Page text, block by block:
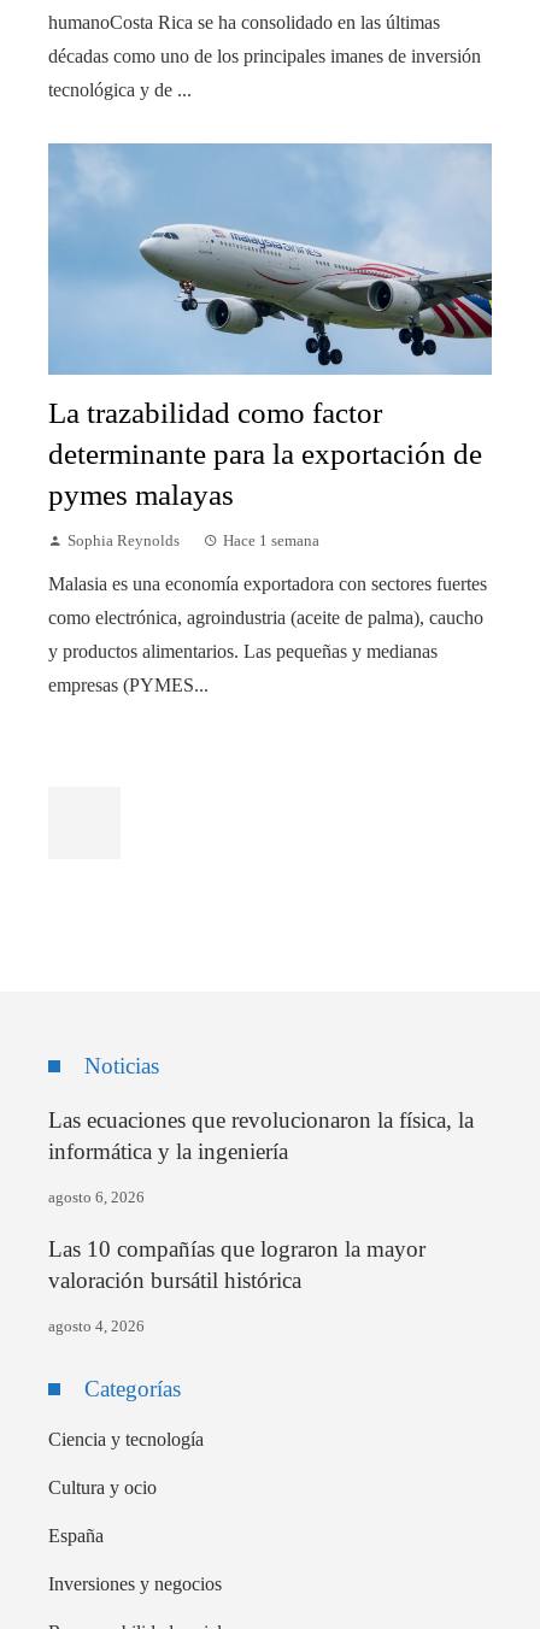
humanoCosta Rica se ha consolidado en las últimas
décadas como uno de los principales imanes de inversión
tecnológica y de ...
La trazabilidad como factor
determinante para la exportación de
pymes malayas
Sophia Reynolds Hace 1 semana
Malasia es una economía exportadora con sectores fuertes
como electrónica, agroindustria (aceite de palma), caucho
y productos alimentarios. Las pequeñas y medianas
empresas (PYMES...
Noticias
Las ecuaciones que revolucionaron la física, la
informática y la ingeniería
agosto 6, 2026
Las 10 compañías que lograron la mayor
valoración bursátil histórica
agosto 4, 2026
Categorías
Ciencia y tecnología
Cultura y ocio
España
Inversiones y negocios